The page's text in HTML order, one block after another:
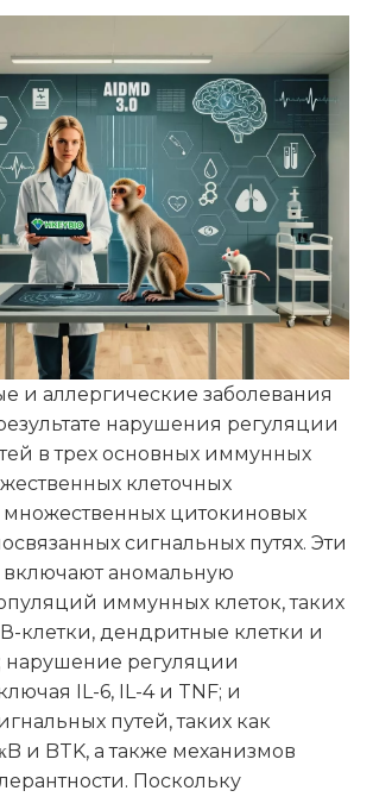
и аллергические заболевания
нарушения регуляции
в трех основных иммунных
клеточных
множественных цитокиновых
сигнальных путях. Эти
включают аномальную
иммунных клеток, таких
В-клетки, дендритные клетки и
нарушение регуляции
IL-6, IL-4 и TNF; и
путей, таких как
и BTK, а также механизмов
Поскольку